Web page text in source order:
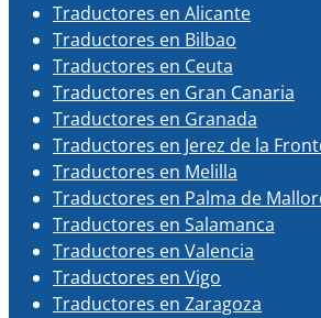
Traductores en Alicante
Traductores en Bilbao
Traductores en Ceuta
Traductores en Gran Canaria
Traductores en Granada
Traductores en Jerez de la
Traductores en Melilla
Traductores en Palma de
Traductores en Salamanca
Traductores en Valencia
Traductores en Vigo
Traductores en Zaragoza